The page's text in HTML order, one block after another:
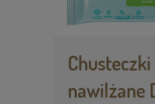
Chusteczki
nawilżane